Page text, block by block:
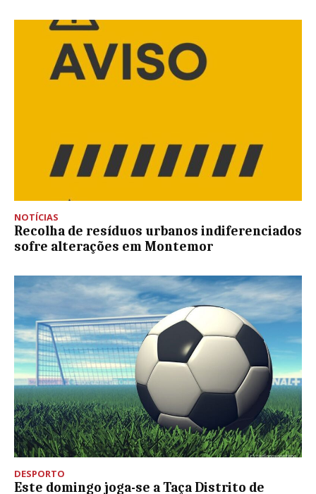
NOTÍCIAS
Recolha de resíduos urbanos indiferenciados
sofre alterações em Montemor
DESPORTO
Este domingo joga-se a Taça Distrito de